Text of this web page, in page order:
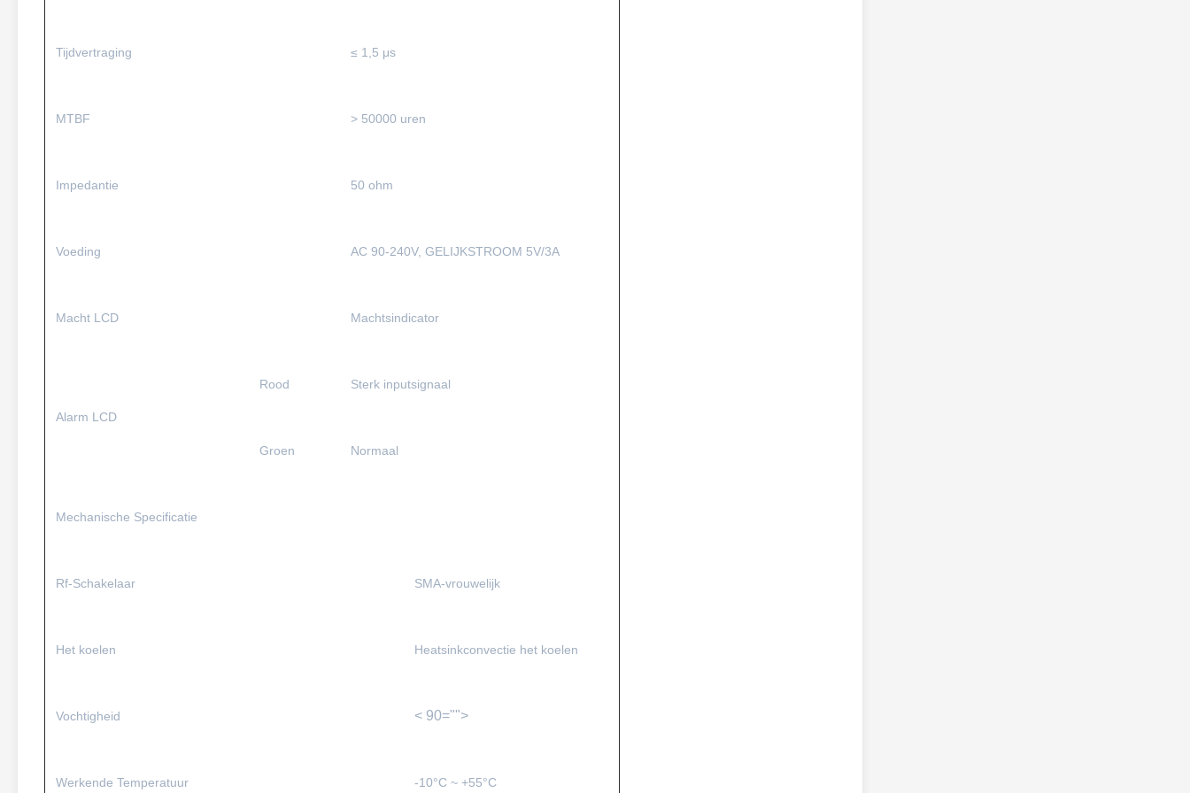
Tijdvertraging ≤ 1,5 μs
MTBF > 50000 uren
Impedantie 50 ohm
Voeding AC 90-240V, GELIJKSTROOM 5V/3A
Macht LCD Machtsindicator
Alarm LCD
Rood Sterk inputsignaal
Groen Normaal
Mechanische Specificatie
Rf-Schakelaar SMA-vrouwelijk
Het koelen Heatsinkconvectie het koelen
Vochtigheid < 90="">
Werkende Temperatuur -10°C ~ +55°C